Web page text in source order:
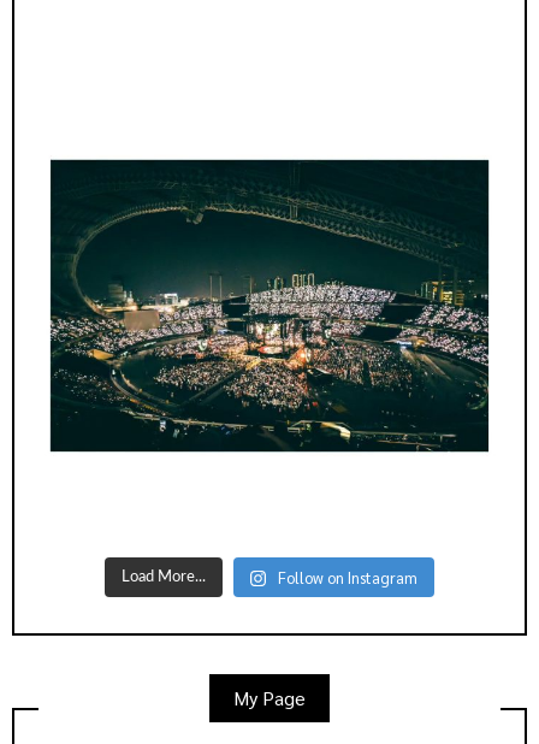
Load More... Follow on Instagram
My Page